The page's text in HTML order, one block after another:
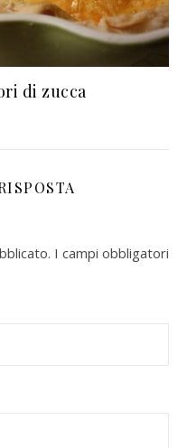
di zucca
I campi obbligatori